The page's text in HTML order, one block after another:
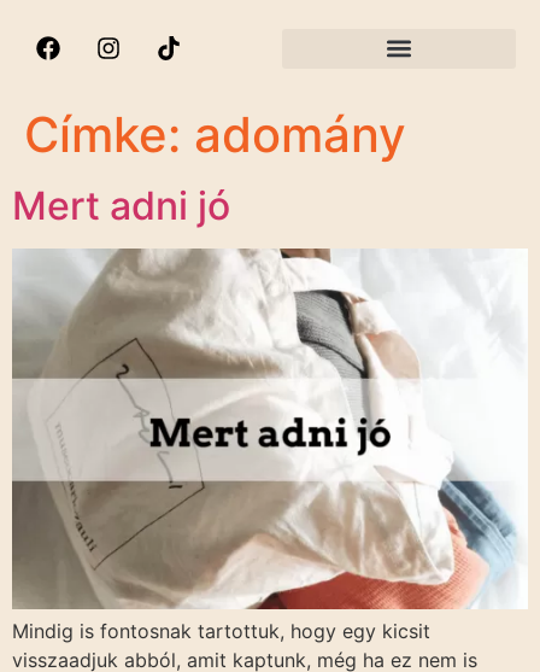
Címke: adomány
Mert adni jó
Mindig is fontosnak tartottuk, hogy egy kicsit
visszaadjuk abból, amit kaptunk, még ha ez nem is